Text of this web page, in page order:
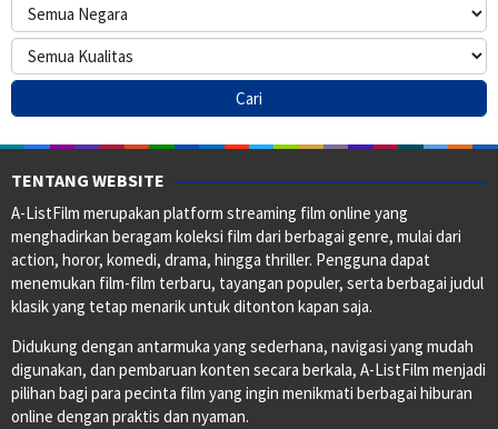
TENTANG WEBSITE
A-ListFilm merupakan platform streaming film online yang
menghadirkan beragam koleksi film dari berbagai genre, mulai dari
action, horor, komedi, drama, hingga thriller. Pengguna dapat
menemukan film-film terbaru, tayangan populer, serta berbagai judul
klasik yang tetap menarik untuk ditonton kapan saja.
Didukung dengan antarmuka yang sederhana, navigasi yang mudah
digunakan, dan pembaruan konten secara berkala, A-ListFilm menjadi
pilihan bagi para pecinta film yang ingin menikmati berbagai hiburan
online dengan praktis dan nyaman.